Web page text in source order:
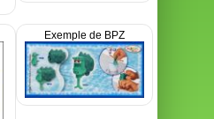
Exemple de BPZ